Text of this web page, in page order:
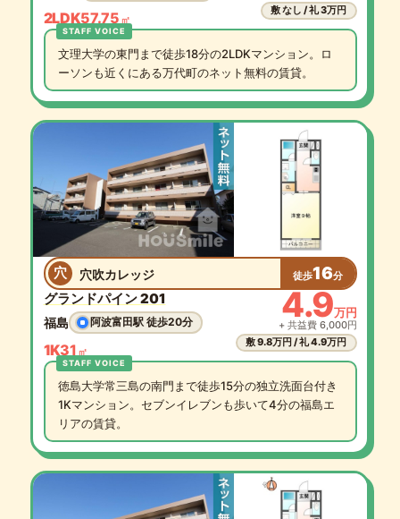
2LDK57.75 ㎡
敷 なし / 礼 3万円
文理大学の東門まで徒歩18分の2LDKマンション。ロ
ーソンも近くにある万代町のネット無料の賃貸。
穴 穴吹カレッジ 徒歩16分
グランドパイン 201
福島 阿波富田駅 徒歩20分
1K31 ㎡
4.9万円
+ 共益費 6,000円
敷 9.8万円 / 礼 4.9万円
徳島大学常三島の南門まで徒歩15分の独立洗面台付き
1Kマンション。セブンイレブンも歩いて4分の福島エ
リアの賃貸。